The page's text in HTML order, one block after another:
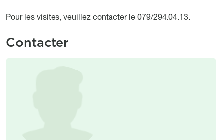
Pour les visites, veuillez contacter le 079/294.04.13.
Contacter